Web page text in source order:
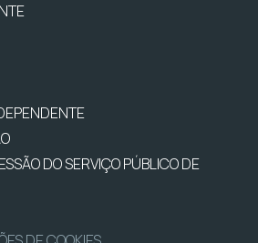
DO SERVIÇO PÚBLICO DE